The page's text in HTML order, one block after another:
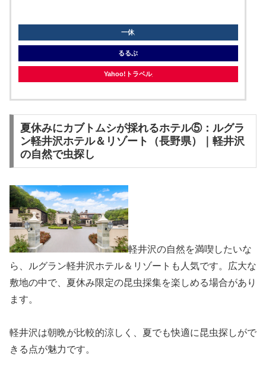
一休
るるぶ
Yahoo!トラベル
夏休みにカブトムシが採れるホテル⑤：ルグラ
ン軽井沢ホテル＆リゾート（長野県）｜軽井沢
の自然で虫探し
軽井沢の自然を満喫したいな
ら、ルグラン軽井沢ホテル＆リゾートも人気です。広大な
敷地の中で、夏休み限定の昆虫採集を楽しめる場合があり
ます。
軽井沢は朝晩が比較的涼しく、夏でも快適に昆虫探しがで
きる点が魅力です。